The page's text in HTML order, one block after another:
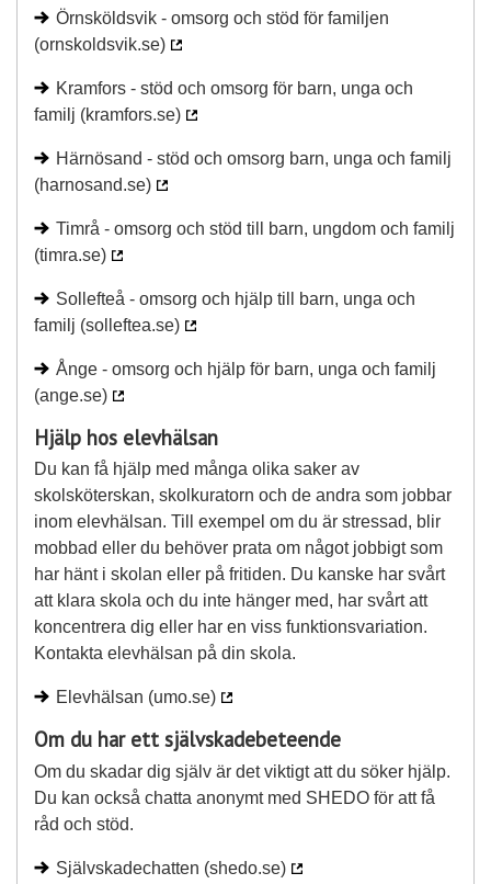
Örnsköldsvik - omsorg och stöd för familjen
(ornskoldsvik.se)
Kramfors - stöd och omsorg för barn, unga och
familj (kramfors.se)
Härnösand - stöd och omsorg barn, unga och familj
(harnosand.se)
Timrå - omsorg och stöd till barn, ungdom och familj
(timra.se)
Sollefteå - omsorg och hjälp till barn, unga och
familj (solleftea.se)
Ånge - omsorg och hjälp för barn, unga och familj
(ange.se)
Hjälp hos elevhälsan
Du kan få hjälp med många olika saker av
skolsköterskan, skolkuratorn och de andra som jobbar
inom elevhälsan. Till exempel om du är stressad, blir
mobbad eller du behöver prata om något jobbigt som
har hänt i skolan eller på fritiden. Du kanske har svårt
att klara skola och du inte hänger med, har svårt att
koncentrera dig eller har en viss funktionsvariation.
Kontakta elevhälsan på din skola.
Elevhälsan (umo.se)
Om du har ett självskadebeteende
Om du skadar dig själv är det viktigt att du söker hjälp.
Du kan också chatta anonymt med SHEDO för att få
råd och stöd.
Självskadechatten (shedo.se)